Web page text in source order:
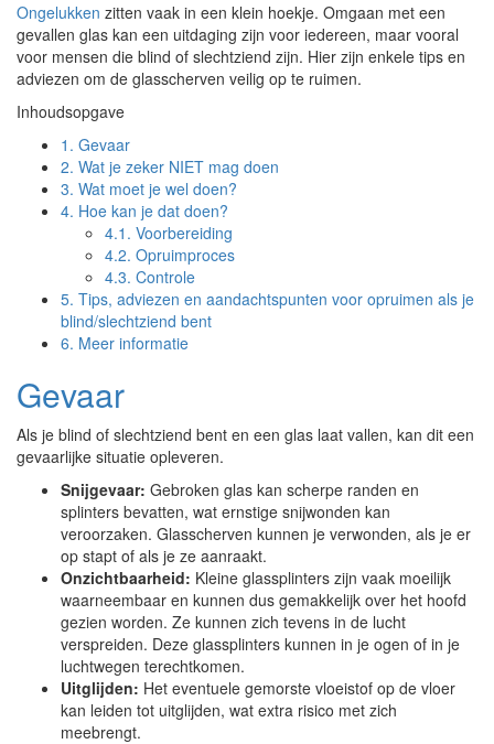
Social
media
Ongelukken zitten vaak in een klein hoekje. Omgaan met een
gevallen glas kan een uitdaging zijn voor iedereen, maar vooral
voor mensen die blind of slechtziend zijn. Hier zijn enkele tips en
adviezen om de glasscherven veilig op te ruimen.
Inhoudsopgave
1. Gevaar
2. Wat je zeker NIET mag doen
3. Wat moet je wel doen?
4. Hoe kan je dat doen?
4.1. Voorbereiding
4.2. Opruimproces
4.3. Controle
5. Tips, adviezen en aandachtspunten voor opruimen als je
blind/slechtziend bent
6. Meer informatie
Gevaar
Als je blind of slechtziend bent en een glas laat vallen, kan dit een
gevaarlijke situatie opleveren.
Snijgevaar: Gebroken glas kan scherpe randen en
splinters bevatten, wat ernstige snijwonden kan
veroorzaken. Glasscherven kunnen je verwonden, als je er
op stapt of als je ze aanraakt.
Onzichtbaarheid: Kleine glassplinters zijn vaak moeilijk
waarneembaar en kunnen dus gemakkelijk over het hoofd
gezien worden. Ze kunnen zich tevens in de lucht
verspreiden. Deze glassplinters kunnen in je ogen of in je
luchtwegen terechtkomen.
Uitglijden: Het eventuele gemorste vloeistof op de vloer
kan leiden tot uitglijden, wat extra risico met zich
meebrengt.